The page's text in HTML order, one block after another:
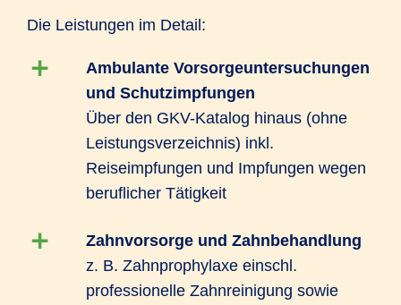
Die Leistungen im Detail:
Ambulante Vorsorgeuntersuchungen
und Schutzimpfungen
Über den GKV-Katalog hinaus (ohne
Leistungsverzeichnis) inkl.
Reiseimpfungen und Impfungen wegen
beruflicher Tätigkeit
Zahnvorsorge und Zahnbehandlung
z. B. Zahnprophylaxe einschl.
professionelle Zahnreinigung sowie